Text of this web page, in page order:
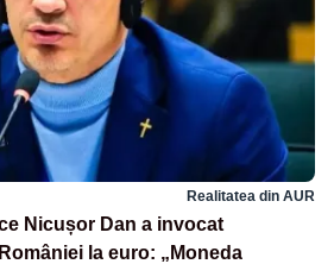
Realitatea din AUR
Nicușor Dan a invocat
la euro: „Moneda